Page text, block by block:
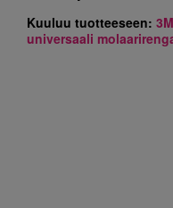
Kuuluu tuotteeseen:
universaali